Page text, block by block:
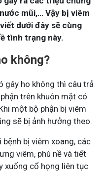
mũi,… Vậy bị viêm
dưới đây sẽ cùng
tình trạng này.
không?
gây ho không thì câu trả
trên khuôn mặt có
một bộ phận bị viêm
sẽ bị ảnh hưởng theo.
bị viêm xoang, các
viêm, phù nề và tiết
xuống cổ họng liên tục